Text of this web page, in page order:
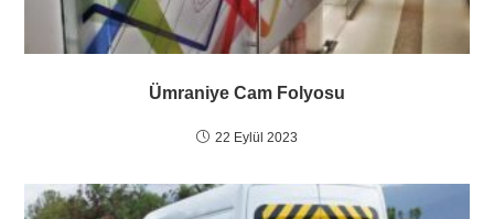
Ümraniye Cam Folyosu
22 Eylül 2023